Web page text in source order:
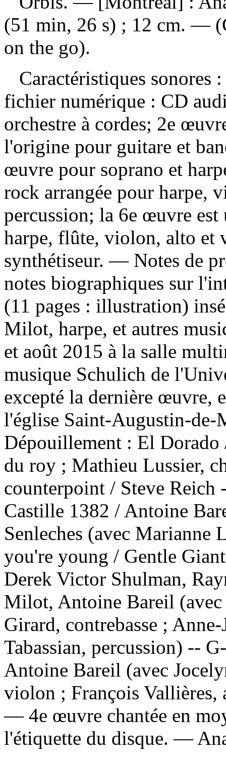
(51 min, 26 s) ; 12 cm. —
on the go).
Caractéristiques sonores
fichier numérique : CD
orchestre à cordes; 2e
l'origine pour guitare et
œuvre pour soprano et
rock arrangée pour harpe,
percussion; la 6e œuvre
harpe, flûte, violon, alto et
synthétiseur. — Notes de
notes biographiques sur
(11 pages : illustration)
Milot, harpe, et autres
et août 2015 à la salle
musique Schulich de
excepté la dernière œuvre,
l'église Saint-Augustin-
Dépouillement : El Dorado
du roy ; Mathieu Lussier,
counterpoint / Steve Reich
Castille 1382 / Antoine
Senleches (avec Marianne
you're young / Gentle
Derek Victor Shulman,
Milot, Antoine Bareil
Girard, contrebasse ;
Tabassian, percussion) --
Antoine Bareil (avec
violon ; François
— 4e œuvre chantée en
l'étiquette du disque. —